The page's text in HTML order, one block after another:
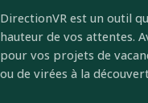
DirectionVR est un outil
hauteur de vos attentes.
pour vos projets de
ou de virées à la